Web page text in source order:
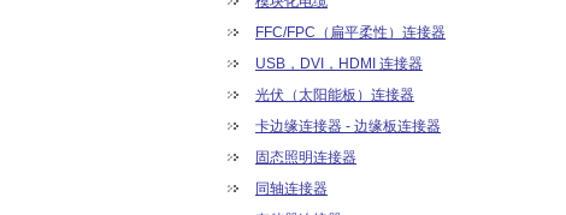
FFC/FPC（扁平柔性）连接器
USB，DVI，HDMI 连接器
光伏（太阳能板）连接器
卡边缘连接器 - 边缘板连接器
固态照明连接器
同轴连接器